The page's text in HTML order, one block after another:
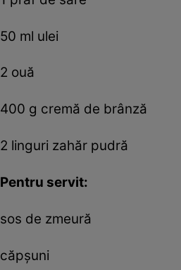
50 ml ulei
2 ouă
400 g cremă de brânză
2 linguri zahăr pudră
Pentru servit:
sos de zmeură
căpşuni